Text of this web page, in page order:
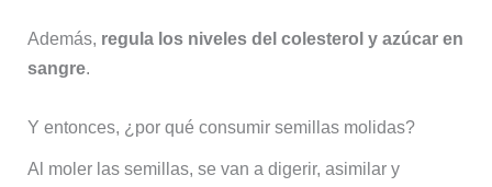
Además, regula los niveles del colesterol y azúcar en
sangre.
Y entonces, ¿por qué consumir semillas molidas?
Al moler las semillas, se van a digerir, asimilar y